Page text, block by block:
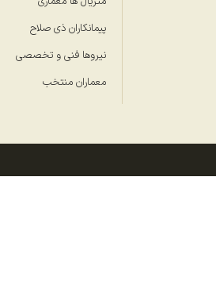
پیمانکاران ذی صلاح
نیروها فنی و تخصصی
معماران منتخب